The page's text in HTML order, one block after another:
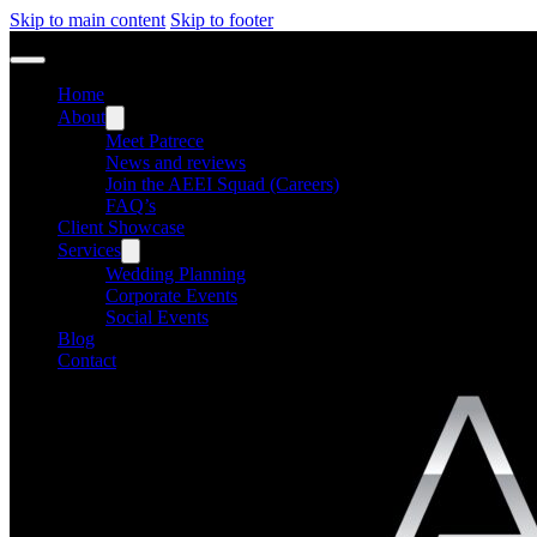
Skip to main content Skip to footer
Home
About
Meet Patrece
News and reviews
Join the AEEI Squad (Careers)
FAQ’s
Client Showcase
Services
Wedding Planning
Corporate Events
Social Events
Blog
Contact